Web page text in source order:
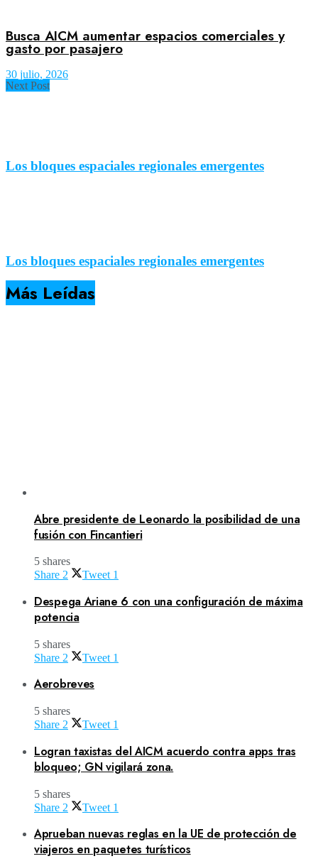
Busca AICM aumentar espacios comerciales y
gasto por pasajero
30 julio, 2026
Next Post
Los bloques espaciales regionales emergentes
Los bloques espaciales regionales emergentes
Más Leídas
Abre presidente de Leonardo la posibilidad de una
fusión con Fincantieri
5 shares
Share 2 Tweet 1
Despega Ariane 6 con una configuración de máxima
potencia
5 shares
Share 2 Tweet 1
Aerobreves
5 shares
Share 2 Tweet 1
Logran taxistas del AICM acuerdo contra apps tras
bloqueo; GN vigilará zona.
5 shares
Share 2 Tweet 1
Aprueban nuevas reglas en la UE de protección de
viajeros en paquetes turísticos